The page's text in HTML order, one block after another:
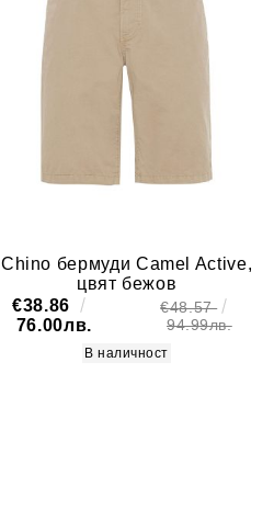
Chino бермуди Camel Active,
цвят бежов
€38.86
76.00лв.
€48.57
94.99лв.
В наличност